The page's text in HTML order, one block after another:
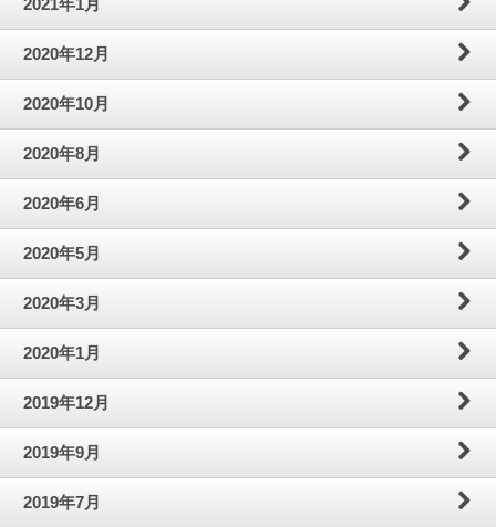
2021年1月
2020年12月
2020年10月
2020年8月
2020年6月
2020年5月
2020年3月
2020年1月
2019年12月
2019年9月
2019年7月